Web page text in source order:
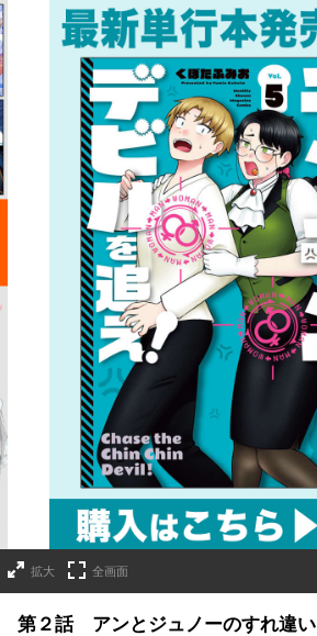
詳細ページへのリンク
拡大 全画面
第２話 アンとジュノーのすれ違い